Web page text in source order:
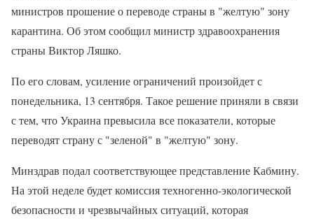
министров прошение о переводе страны в "желтую" зону
карантина. Об этом сообщил министр здравоохранения
страны Виктор Ляшко.
По его словам, усиление ограничений произойдет с
понедельника, 13 сентября. Такое решение приняли в связи
с тем, что Украина превысила все показатели, которые
переводят страну с "зеленой" в "желтую" зону.
Минздрав подал соответствующее представление Кабмину.
На этой неделе будет комиссия техногенно-экологической
безопасности и чрезвычайных ситуаций, которая